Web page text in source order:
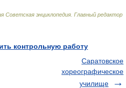
Советская энциклопедия Главный редактор
контрольную работу
Саратовское
хореографическое
училище